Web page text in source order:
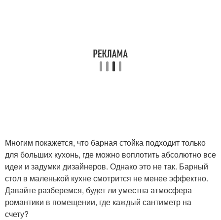
Многим покажется, что барная стойка подходит только
для больших кухонь, где можно воплотить абсолютно все
идеи и задумки дизайнеров. Однако это не так. Барный
стол в маленькой кухне смотрится не менее эффектно.
Давайте разберемся, будет ли уместна атмосфера
романтики в помещении, где каждый сантиметр на
счету?